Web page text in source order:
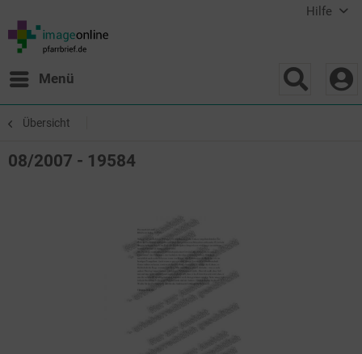
Hilfe
Menü
Übersicht
08/2007 - 19584